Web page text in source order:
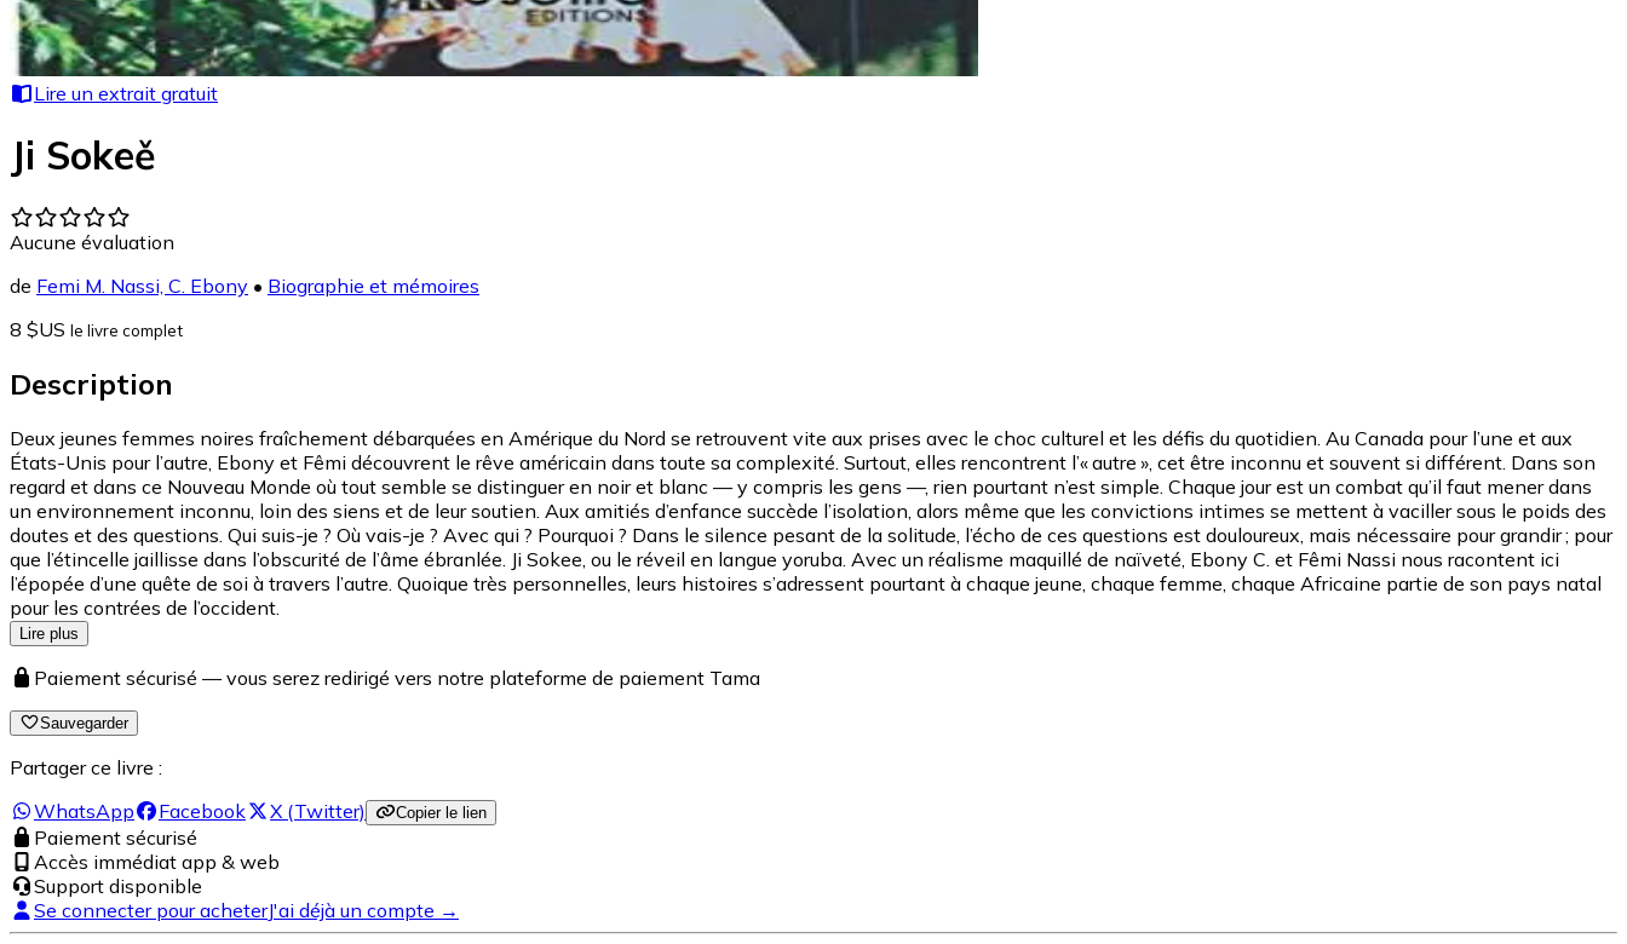
Lire un extrait gratuit
Ji Sokeě
Aucune évaluation
de Femi M. Nassi, C. Ebony • Biographie et mémoires
8 $US le livre complet
Description
Deux jeunes femmes noires fraîchement débarquées en Amérique du Nord se retrouvent vite aux prises avec le choc culturel et les défis du quotidien. Au Canada pour l’une et aux
États-Unis pour l’autre, Ebony et Fêmi découvrent le rêve américain dans toute sa complexité. Surtout, elles rencontrent l’« autre », cet être inconnu et souvent si différent. Dans son
regard et dans ce Nouveau Monde où tout semble se distinguer en noir et blanc — y compris les gens —, rien pourtant n’est simple. Chaque jour est un combat qu’il faut mener dans
un environnement inconnu, loin des siens et de leur soutien. Aux amitiés d’enfance succède l’isolation, alors même que les convictions intimes se mettent à vaciller sous le poids des
doutes et des questions. Qui suis-je ? Où vais-je ? Avec qui ? Pourquoi ? Dans le silence pesant de la solitude, l’écho de ces questions est douloureux, mais nécessaire pour grandir ; pour
que l’étincelle jaillisse dans l’obscurité de l’âme ébranlée. Ji Sokee, ou le réveil en langue yoruba. Avec un réalisme maquillé de naïveté, Ebony C. et Fêmi Nassi nous racontent ici
l’épopée d’une quête de soi à travers l’autre. Quoique très personnelles, leurs histoires s’adressent pourtant à chaque jeune, chaque femme, chaque Africaine partie de son pays natal
pour les contrées de l’occident.
Lire plus
Paiement sécurisé — vous serez redirigé vers notre plateforme de paiement Tama
Sauvegarder
Partager ce livre :
WhatsApp
Facebook X (Twitter) Copier le lien
Paiement sécurisé
Accès immédiat app & web
Support disponible
Se connecter pour acheterJ'ai déjà un compte →